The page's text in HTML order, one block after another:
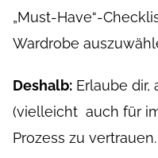
„Must-Have“-
Wardrobe
Deshalb:Erlaube dir,
(vielleicht auch für
Prozess zu